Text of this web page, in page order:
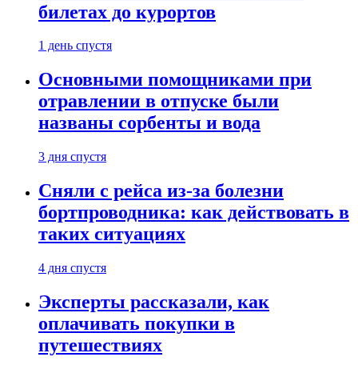
билетах до курортов
1 день спустя
Основными помощниками при
отравлении в отпуске были
названы сорбенты и вода
3 дня спустя
Сняли с рейса из-за болезни
бортпроводника: как действовать в
таких ситуациях
4 дня спустя
Эксперты рассказали, как
оплачивать покупки в
путешествиях